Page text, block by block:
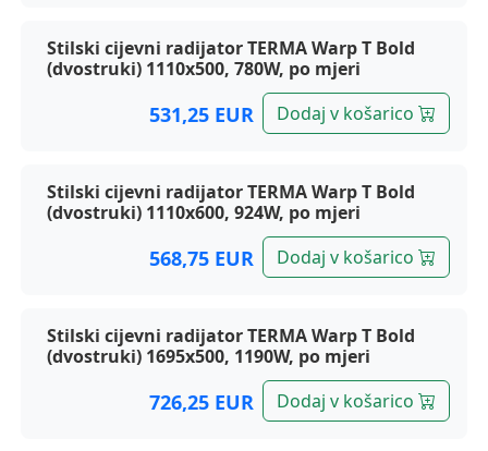
Stilski cijevni radijator TERMA Warp T Bold
(dvostruki) 1110x500, 780W, po mjeri
531,25 EUR Dodaj v košarico
Stilski cijevni radijator TERMA Warp T Bold
(dvostruki) 1110x600, 924W, po mjeri
568,75 EUR Dodaj v košarico
Stilski cijevni radijator TERMA Warp T Bold
(dvostruki) 1695x500, 1190W, po mjeri
726,25 EUR Dodaj v košarico